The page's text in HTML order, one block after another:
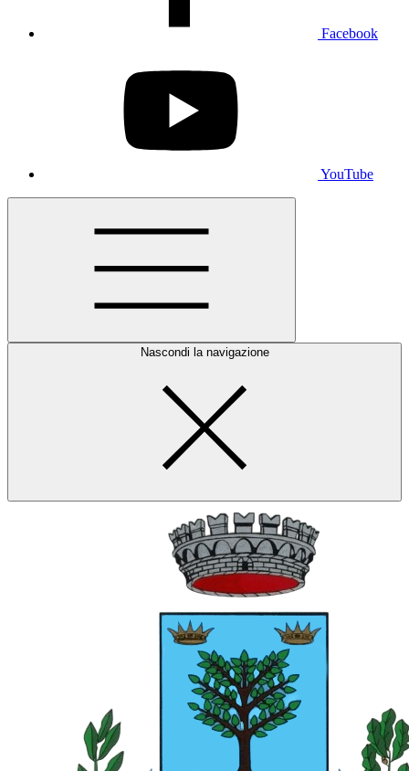
Facebook
YouTube
Nascondi la navigazione